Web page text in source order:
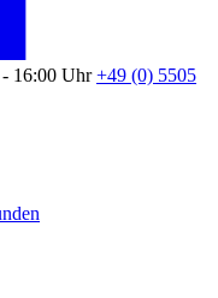
- 16:00 Uhr+49 (0) 5505